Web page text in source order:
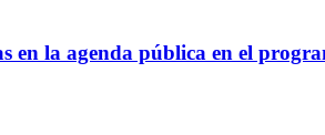
en la agenda pública en el